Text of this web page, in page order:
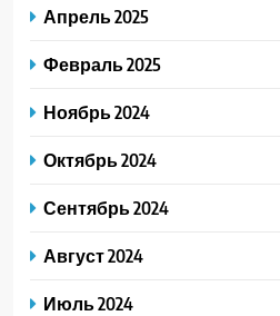
Апрель 2025
Февраль 2025
Ноябрь 2024
Октябрь 2024
Сентябрь 2024
Август 2024
Июль 2024